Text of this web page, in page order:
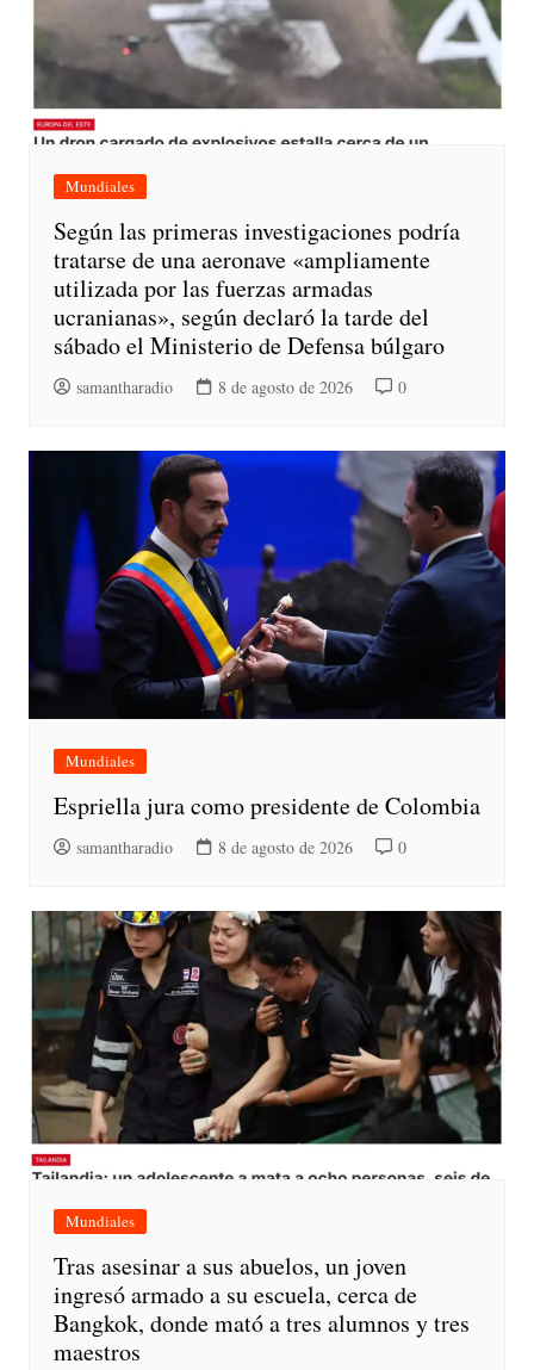
Mundiales
Según las primeras investigaciones podría
tratarse de una aeronave «ampliamente
utilizada por las fuerzas armadas
ucranianas», según declaró la tarde del
sábado el Ministerio de Defensa búlgaro
samantharadio 8 de agosto de 2026 0
Mundiales
Espriella jura como presidente de Colombia
samantharadio 8 de agosto de 2026 0
Mundiales
Tras asesinar a sus abuelos, un joven
ingresó armado a su escuela, cerca de
Bangkok, donde mató a tres alumnos y tres
maestros